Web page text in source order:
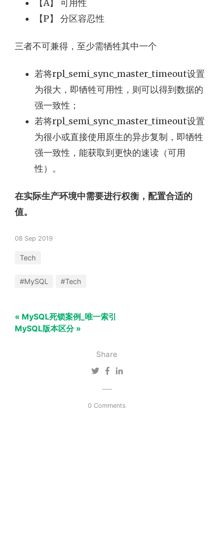
Share
0 Comments
【A】 可用性
【P】 分区容忍性
三者不可兼得，至少需牺牲其中一个
若将rpl_semi_sync_master_timeout设置
为很大，即牺牲可用性，则可以得到数据的
强一致性；
若将rpl_semi_sync_master_timeout设置
为很小或直接使用原生的异步复制，即牺牲
强一致性，能获取到更快的速读（可用
性）。
在实际生产环境中需要进行权衡，配置合适的
值。
08 Sep 2019
Tech
#MySQL #Tech
« MySQL死锁案例_唯一索引
MySQL版本区分 »